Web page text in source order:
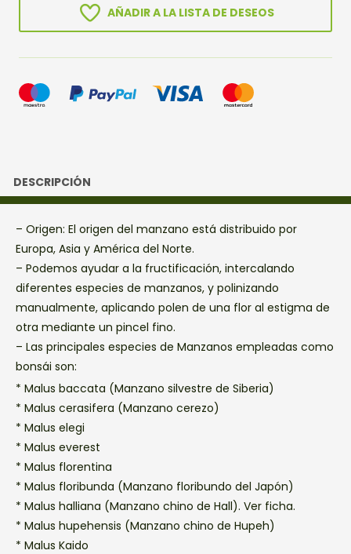
AÑADIR A LA LISTA DE DESEOS
DESCRIPCIÓN
– Origen: El origen del manzano está distribuido por
Europa, Asia y América del Norte.
– Podemos ayudar a la fructificación, intercalando
diferentes especies de manzanos, y polinizando
manualmente, aplicando polen de una flor al estigma de
otra mediante un pincel fino.
– Las principales especies de Manzanos empleadas como
bonsái son:
* Malus baccata (Manzano silvestre de Siberia)
* Malus cerasifera (Manzano cerezo)
* Malus elegi
* Malus everest
* Malus florentina
* Malus floribunda (Manzano floribundo del Japón)
* Malus halliana (Manzano chino de Hall). Ver ficha.
* Malus hupehensis (Manzano chino de Hupeh)
* Malus Kaido